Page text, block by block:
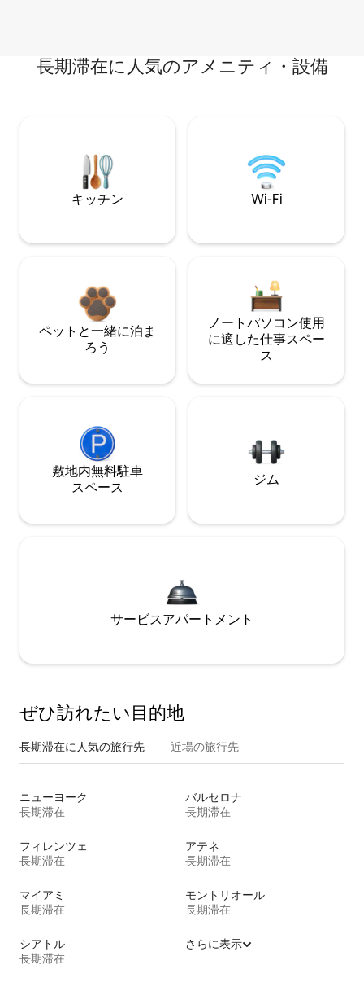
長期滞在に人気のアメニティ・設備
キッチン Wi-Fi
ペットと一緒に泊ま
ろう
ノートパソコン使用
に適した仕事スペー
ス
敷地内無料駐⁠車
ス⁠ペ⁠ー⁠ス
ジム
サービスアパートメント
ぜひ訪⁠れ⁠た⁠い目⁠的⁠地
長期滞在に人気の旅行先 近場の旅行先
ニューヨーク
長期滞在
バルセロナ
長期滞在
フィレンツェ
長期滞在
アテネ
長期滞在
マイアミ
長期滞在
モントリオール
長期滞在
シアトル
長期滞在
さらに表示